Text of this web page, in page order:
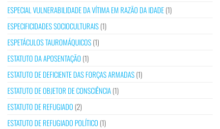
ESPECIAL VULNERABILIDADE DA VÍTIMA EM RAZÃO DA IDADE(1)
ESPECIFICIDADES SOCIOCULTURAIS(1)
ESPETÁCULOS TAUROMÁQUICOS(1)
ESTATUTO DA APOSENTAÇÃO (1)
ESTATUTO DE DEFICIENTE DAS FORÇAS ARMADAS(1)
ESTATUTO DE OBJETOR DE CONSCIÊNCIA(1)
ESTATUTO DE REFUGIADO (2)
ESTATUTO DE REFUGIADO POLÍTICO (1)